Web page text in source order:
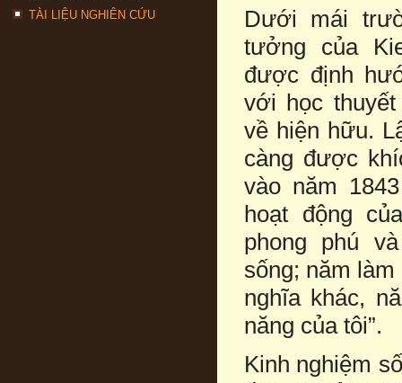
TÀI LIỆU NGHIÊN CỨU
Dưới mái
tưởng của
được định
với học
về hiện hữu.
càng được
vào năm
hoạt động
phong phú
sống; năm
nghĩa khác,
năng của tôi”.
Kinh nghiệm